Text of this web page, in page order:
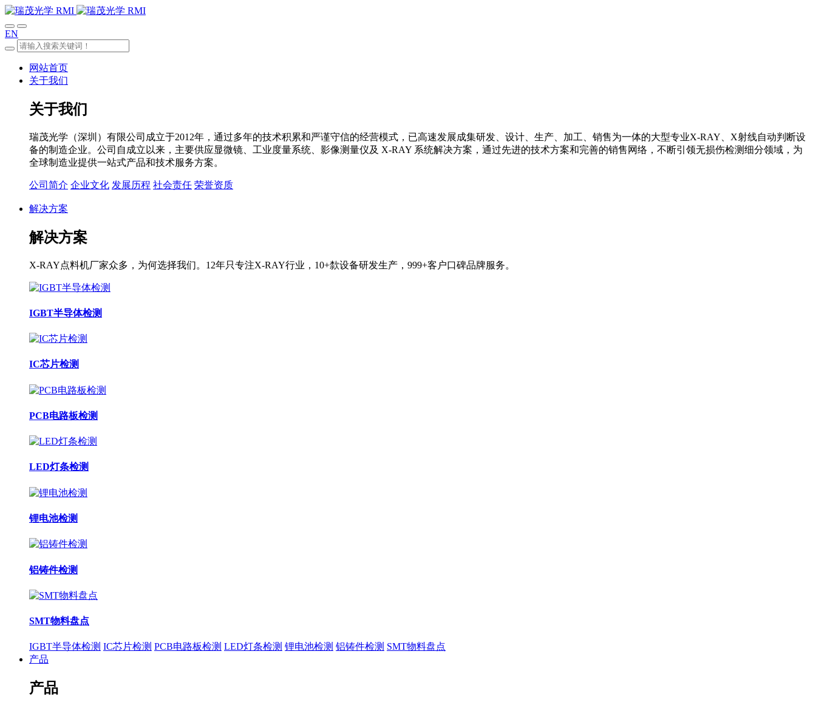
EN
网站首页
关于我们
关于我们
瑞茂光学（深圳）有限公司成立于2012年，通过多年的技术积累和严谨守信的经营模式，已高速发展成集研发、设计、生产、加工、销售为一体的大型专业X-RAY、X射线自动判断设
备的制造企业。公司自成立以来，主要供应显微镜、工业度量系统、影像测量仪及 X-RAY 系统解决方案，通过先进的技术方案和完善的销售网络，不断引领无损伤检测细分领域，为
全球制造业提供一站式产品和技术服务方案。
公司简介 企业文化 发展历程 社会责任 荣誉资质
解决方案
解决方案
X-RAY点料机厂家众多，为何选择我们。12年只专注X-RAY行业，10+歀设备研发生产，999+客户口碑品牌服务。
IGBT半导体检测
IC芯片检测
PCB电路板检测
LED灯条检测
锂电池检测
铝铸件检测
SMT物料盘点
IGBT半导体检测 IC芯片检测 PCB电路板检测 LED灯条检测 锂电池检测 铝铸件检测 SMT物料盘点
产品
产品